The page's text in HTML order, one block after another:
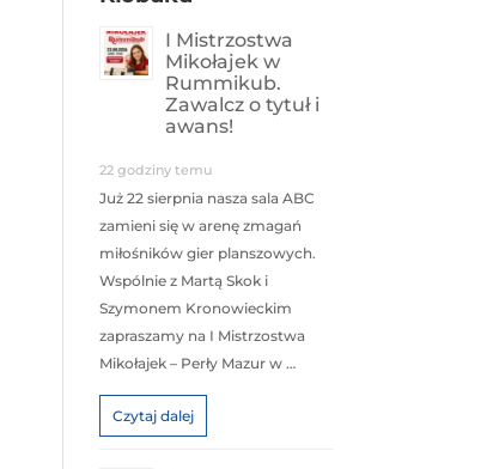
I Mistrzostwa
Mikołajek w
Rummikub.
Zawalcz o tytuł i
awans!
22 godziny temu
Już 22 sierpnia nasza sala ABC
zamieni się w arenę zmagań
miłośników gier planszowych.
Wspólnie z Martą Skok i
Szymonem Kronowieckim
zapraszamy na I Mistrzostwa
Mikołajek – Perły Mazur w …
Czytaj dalej